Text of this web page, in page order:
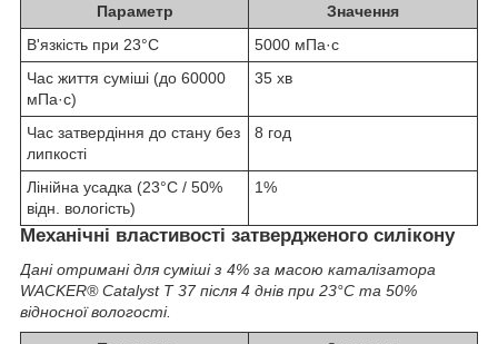
Параметр
Значення
В'язкість при 23°C
5000 мПа·с
Час життя суміші (до 60000
мПа·с)
35 хв
Час затвердіння до стану без
липкості
8 год
Лінійна усадка (23°C / 50%
відн. вологість)
1%
Механічні властивості затвердженого силікону
Дані отримані для суміші з 4% за масою каталізатора
WACKER® Catalyst T 37 після 4 днів при 23°C та 50%
відносної вологості.